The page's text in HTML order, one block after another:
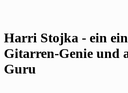
Harri Stojka - ein
Gitarren-Genie und
Guru